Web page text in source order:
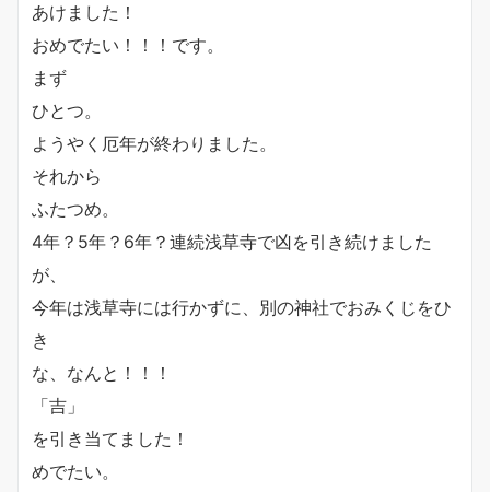
あけました！
おめでたい！！！です。
まず
ひとつ。
ようやく厄年が終わりました。
それから
ふたつめ。
4年？5年？6年？連続浅草寺で凶を引き続けました
が、
今年は浅草寺には行かずに、別の神社でおみくじをひ
き
な、なんと！！！
「吉」
を引き当てました！
めでたい。